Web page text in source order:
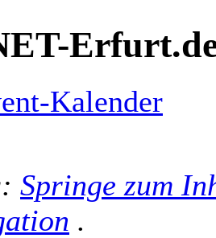
Kalender
Springe zum
.